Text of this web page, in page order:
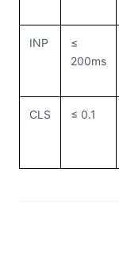
INP
≤
200ms
CLS ≤ 0.1